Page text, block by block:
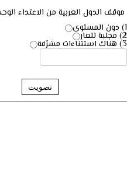
موقف الدول العربية من الاعتداء
1) دون المستوى
2) مجلبة للعار
3) هناك استثناءات مشرّفة
تصويت